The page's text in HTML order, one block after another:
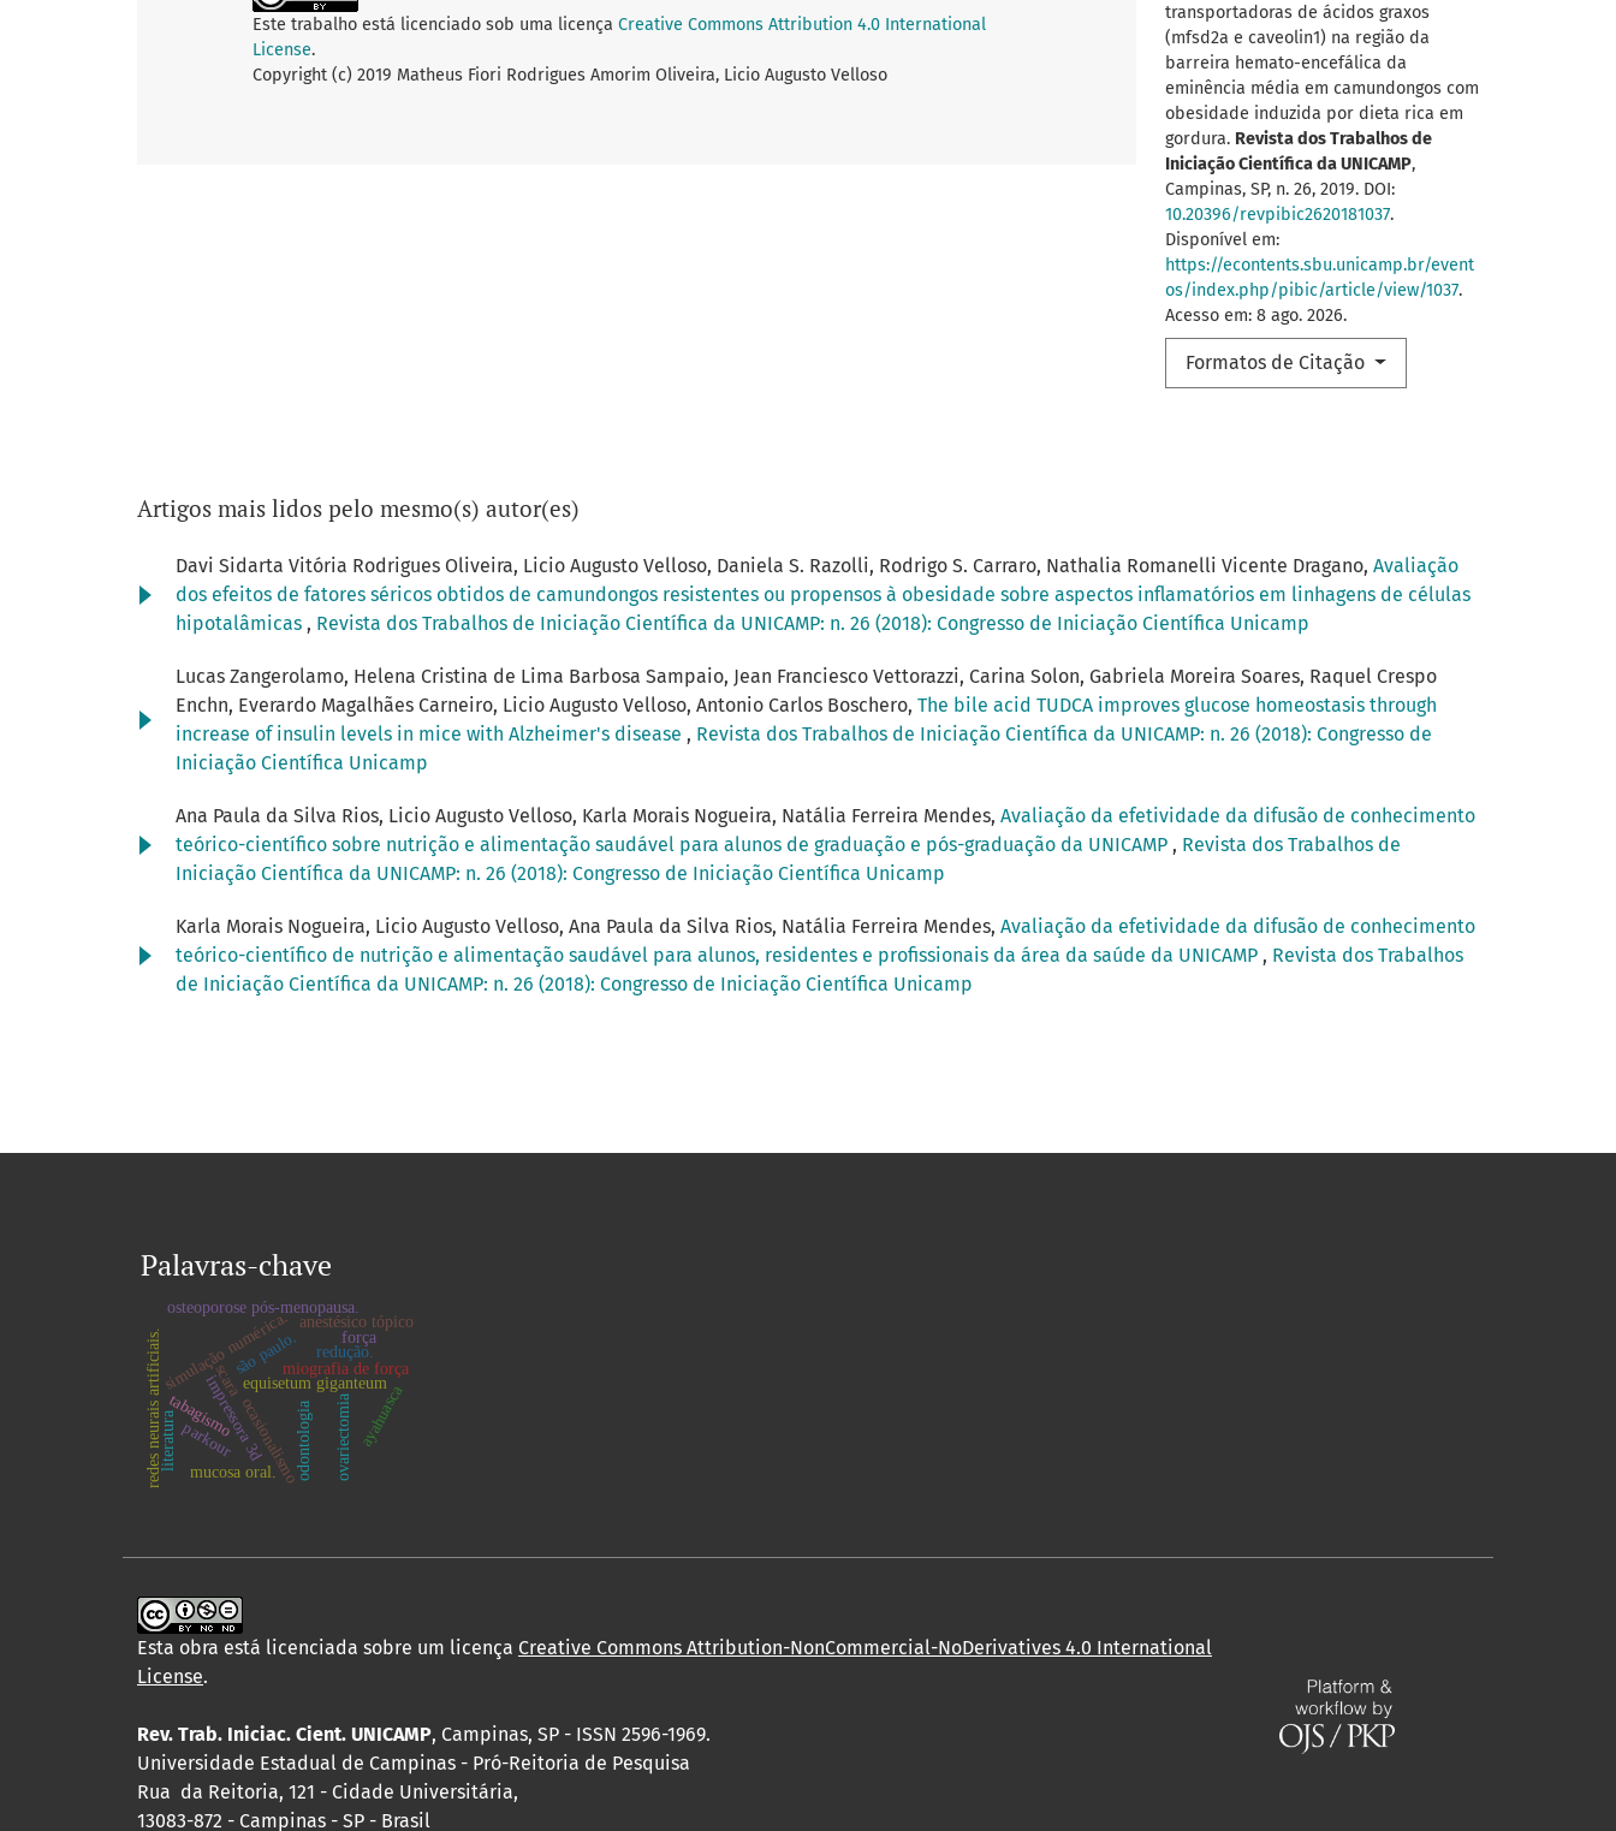
transportadoras de ácidos graxos
(mfsd2a e caveolin1) na região da
barreira hemato-encefálica da
eminência média em camundongos com
obesidade induzida por dieta rica em
gordura. Revista dos Trabalhos de
Iniciação Científica da UNICAMP,
Campinas, SP, n. 26, 2019. DOI:
10.20396/revpibic2620181037.
Disponível em:
https://econtents.sbu.unicamp.br/event
os/index.php/pibic/article/view/1037.
Acesso em: 8 ago. 2026.
Formatos de Citação
Este trabalho está licenciado sob uma licença Creative Commons Attribution 4.0 International
License.
Copyright (c) 2019 Matheus Fiori Rodrigues Amorim Oliveira, Licio Augusto Velloso
Artigos mais lidos pelo mesmo(s) autor(es)
Davi Sidarta Vitória Rodrigues Oliveira, Licio Augusto Velloso, Daniela S. Razolli, Rodrigo S. Carraro, Nathalia Romanelli Vicente Dragano, Avaliação
dos efeitos de fatores séricos obtidos de camundongos resistentes ou propensos à obesidade sobre aspectos inflamatórios em linhagens de células
hipotalâmicas , Revista dos Trabalhos de Iniciação Científica da UNICAMP: n. 26 (2018): Congresso de Iniciação Científica Unicamp
Lucas Zangerolamo, Helena Cristina de Lima Barbosa Sampaio, Jean Franciesco Vettorazzi, Carina Solon, Gabriela Moreira Soares, Raquel Crespo
Enchn, Everardo Magalhães Carneiro, Licio Augusto Velloso, Antonio Carlos Boschero, The bile acid TUDCA improves glucose homeostasis through
increase of insulin levels in mice with Alzheimer's disease , Revista dos Trabalhos de Iniciação Científica da UNICAMP: n. 26 (2018): Congresso de
Iniciação Científica Unicamp
Ana Paula da Silva Rios, Licio Augusto Velloso, Karla Morais Nogueira, Natália Ferreira Mendes, Avaliação da efetividade da difusão de conhecimento
teórico-científico sobre nutrição e alimentação saudável para alunos de graduação e pós-graduação da UNICAMP , Revista dos Trabalhos de
Iniciação Científica da UNICAMP: n. 26 (2018): Congresso de Iniciação Científica Unicamp
Karla Morais Nogueira, Licio Augusto Velloso, Ana Paula da Silva Rios, Natália Ferreira Mendes, Avaliação da efetividade da difusão de conhecimento
teórico-científico de nutrição e alimentação saudável para alunos, residentes e profissionais da área da saúde da UNICAMP , Revista dos Trabalhos
de Iniciação Científica da UNICAMP: n. 26 (2018): Congresso de Iniciação Científica Unicamp
Palavras-chave
impressora 3d
scara
simulação numérica.equisetum giganteum
ovariectomia
osteoporose pós-menopausa.
miografia de força
redes neurais artificiais. ayahuasca
tabagismo
redução.
ocasionalismo
força
anestésico tópico
odontologia
mucosa oral.
parkour
são paulo.
literatura
Esta obra está licenciada sobre um licença Creative Commons Attribution-NonCommercial-NoDerivatives 4.0 International
License.
Rev. Trab. Iniciac. Cient. UNICAMP, Campinas, SP - ISSN 2596-1969.
Universidade Estadual de Campinas - Pró-Reitoria de Pesquisa
Rua da Reitoria, 121 - Cidade Universitária,
13083-872 - Campinas - SP - Brasil